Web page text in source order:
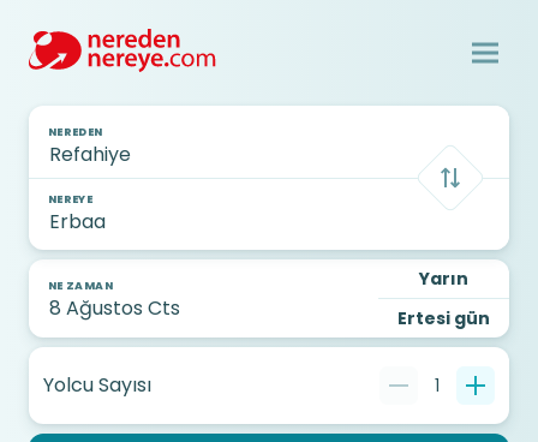
NEREDEN
NEREYE
NE ZAMAN
Yarın
Ertesi gün
Yolcu Sayısı 1